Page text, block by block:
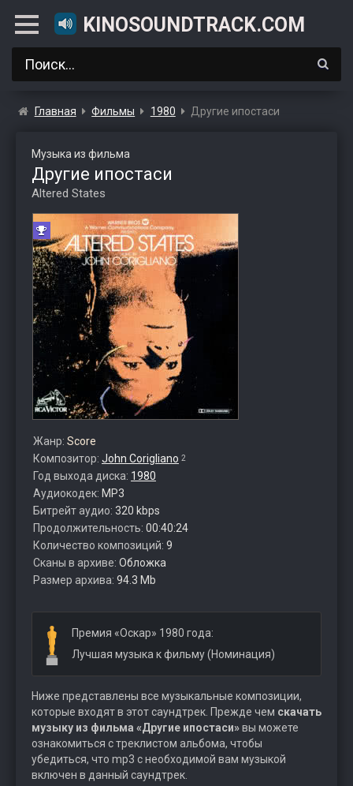
KINOSOUNDTRACK.COM
Главная Фильмы 1980 Другие ипостаси
Музыка из фильма
Другие ипостаси
Altered States
Жанр: Score
Композитор: John Corigliano 2
Год выхода диска: 1980
Аудиокодек: MP3
Битрейт аудио: 320 kbps
Продолжительность: 00:40:24
Количество композиций: 9
Сканы в архиве: Обложка
Размер архива: 94.3 Mb
Премия «Оскар» 1980 года:
Лучшая музыка к фильму (Номинация)
Ниже представлены все музыкальные композиции,
которые входят в этот саундтрек. Прежде чем скачать
музыку из фильма «Другие ипостаси»вы можете
ознакомиться с треклистом альбома, чтобы
убедиться, что mp3 с необходимой вам музыкой
включен в данный саундтрек.